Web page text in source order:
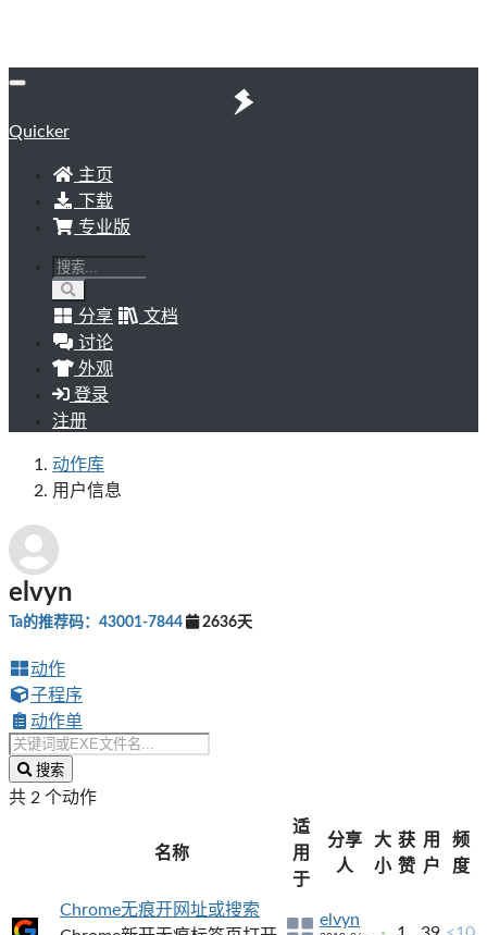
Quicker
主页
下载
专业版
分享
文档
讨论
外观
登录
注册
动作库
用户信息
elvyn
Ta的推荐码：43001-7844 2636天
动作
子程序
动作单
搜索
共 2 个动作
名称
适
用
于
分享
人
大
小
获
赞
用
户
频
度
Chrome无痕开网址或搜索
elvyn